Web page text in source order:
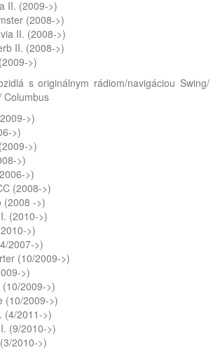
II. (2009->)
(2008->)
II. (2008->)
II. (2008->)
>)
rádiom/navigáciou Swing/
Columbus
>)
>)
>)
>)
>)
(2008->)
(2008 ->)
(2010->)
>)
2007->)
(10/2009->)
>)
2009->)
(10/2009->)
(4/2011->)
(9/2010->)
2010->)